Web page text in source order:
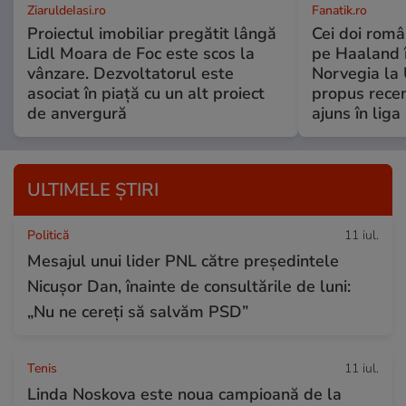
ZiaruldeIasi.ro
Proiectul imobiliar pregătit lângă
Lidl Moara de Foc este scos la
vânzare. Dezvoltatorul este
asociat în piață cu un alt proiect
de anvergură
Fanatik.ro
Cei doi
pe Haaland
Norvegia la
propus
ajuns în liga
ULTIMELE ȘTIRI
Politică 11 iul.
Mesajul unui lider PNL către președintele
Nicușor Dan, înainte de consultările de luni:
„Nu ne cereți să salvăm PSD”
Tenis 11 iul.
Linda Noskova este noua campioană de la